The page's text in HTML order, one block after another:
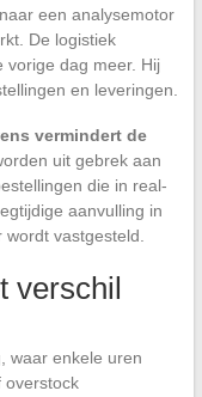
een analysemotor
De logistiek
vorige dag meer. Hij
en leveringen.
vermindert de
uit gebrek aan
die in real-
aanvulling in
vastgesteld.
verschil
waar enkele uren
overstock